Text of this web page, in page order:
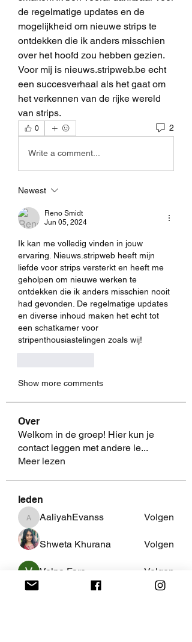
de regelmatige updates en de
mogelijkheid om nieuwe strips te
ontdekken die ik anders misschien
over het hoofd zou hebben gezien.
Voor mij is nieuws.stripweb.be echt
een succesverhaal als het gaat om
het verkennen van de rijke wereld
van strips.
0 2
Write a comment...
Newest
Reno Smidt
Jun 05, 2024
Ik kan me volledig vinden in jouw
ervaring. Nieuws.stripweb heeft mijn
liefde voor strips versterkt en heeft me
geholpen om nieuwe werken te
ontdekken die ik anders misschien nooit
had gevonden. De regelmatige updates
en diverse inhoud maken het echt tot
een schatkamer voor
stripenthousiastelingen zoals wij!
Show more comments
Over
Welkom in de groep! Hier kun je
contact leggen met andere le...
Meer lezen
leden
AaliyahEvanss
AaliyahEvanss Volgen
Shweta Khurana Volgen
Volpa Faro
Volgen
Leo Jackson
Volgen